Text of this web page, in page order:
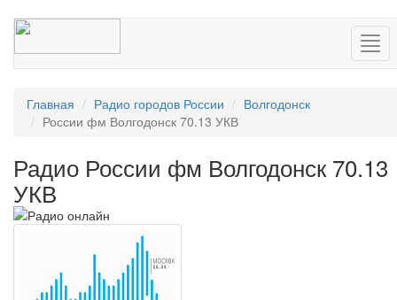
Главная Радио городов России
Волгодонск
России фм Волгодонск 70.13 УКВ
Радио России фм Волгодонск 70.13
УКВ